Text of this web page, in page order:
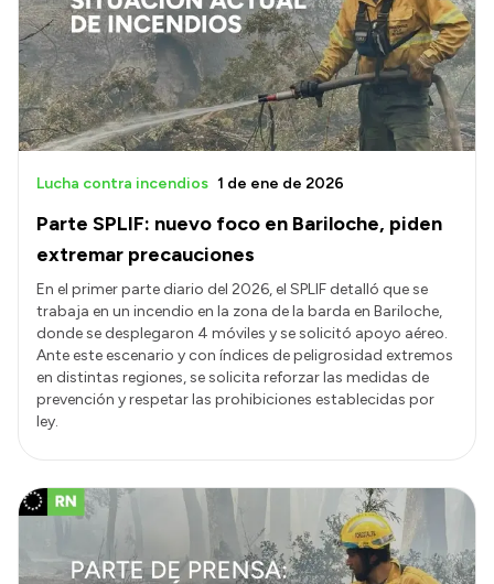
Transparencia
Presupuesto
Boletín Oficial
Compras y licitaciones
Consulta de expedientes
Convocatorias
Intranet
Login
Parte SPLIF: nuevo foco en Bariloche, piden
extremar precauciones
Lucha contra incendios 1 de ene de 2026
En el primer parte diario del 2026, el SPLIF detalló que se
trabaja en un incendio en la zona de la barda en Bariloche,
donde se desplegaron 4 móviles y se solicitó apoyo aéreo.
Ante este escenario y con índices de peligrosidad extremos
en distintas regiones, se solicita reforzar las medidas de
prevención y respetar las prohibiciones establecidas por
ley.